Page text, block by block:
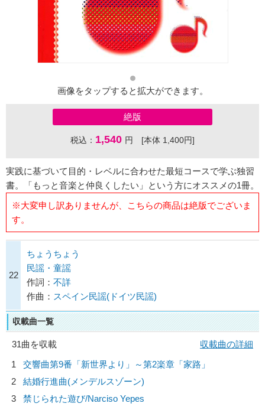
画像をタップすると拡大ができます。
絶版
税込： 1,540 円 [本体 1,400円]
実践に基づいて目的・レベルに合わせた最短コースで学ぶ独習
書。「もっと音楽と仲良くしたい」という方にオススメの1冊。
※大変申し訳ありませんが、こちらの商品は絶版でございま
す。
22
ちょうちょう
民謡・童謡
作詞： 不詳
作曲： スペイン民謡(ドイツ民謡)
収載曲一覧
31曲を収載
収載曲の詳細
1
交響曲第9番「新世界より」～第2楽章「家路」
2
結婚行進曲(メンデルスゾーン)
3
禁じられた遊び/Narciso Yepes